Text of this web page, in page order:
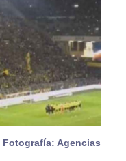
Fotografía: Agencias